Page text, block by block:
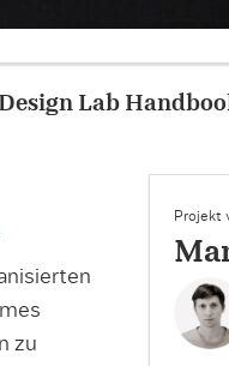
zu
Projekt